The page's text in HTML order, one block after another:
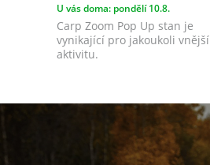
U vás doma: pondělí 10.8.
Carp Zoom Pop Up stan je
vynikající pro jakoukoli vnější
aktivitu.